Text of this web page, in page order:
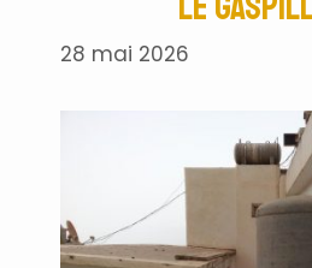
28 mai 2026